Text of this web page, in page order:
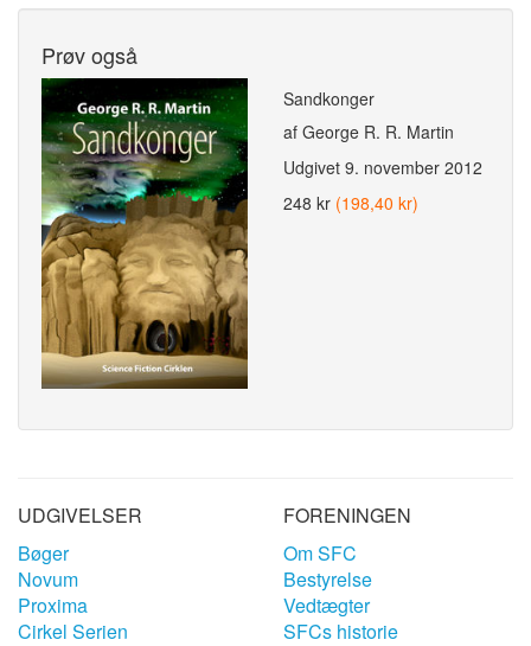
Prøv også
Sandkonger
af George R. R. Martin
Udgivet 9. november 2012
248 kr (198,40 kr)
UDGIVELSER
Bøger
Novum
Proxima
Cirkel Serien
FORENINGEN
Om SFC
Bestyrelse
Vedtægter
SFCs historie